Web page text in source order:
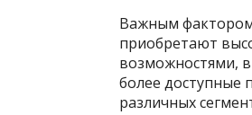
Важным фактором
приобретают
возможностями,
более доступные
различных